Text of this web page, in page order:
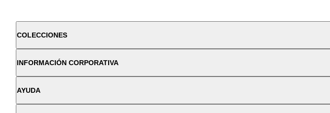
COLECCIONES
INFORMACIÓN CORPORATIVA
AYUDA